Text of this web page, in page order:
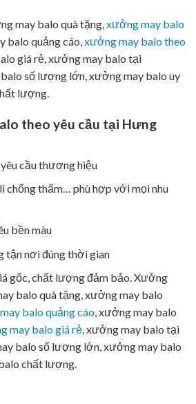
may balo quà tặng,xưởng may balo
balo quảng cáo,xưởng may balo theo
giá rẻ, xưởng may balo tại
số lượng lớn, xưởng may balo uy
lượng.
theo yêu cầu tại Hưng
cầu thương hiệu
chống thấm… phù hợp với mọi nhu
bền màu
tận nơi đúng thời gian
gốc, chất lượng đảm bảo. Xưởng
balo quà tặng, xưởng may balo
balo quảng cáo, xưởng may balo
may balo giá rẻ, xưởng may balo tại
balo số lượng lớn, xưởng may balo
chất lượng.